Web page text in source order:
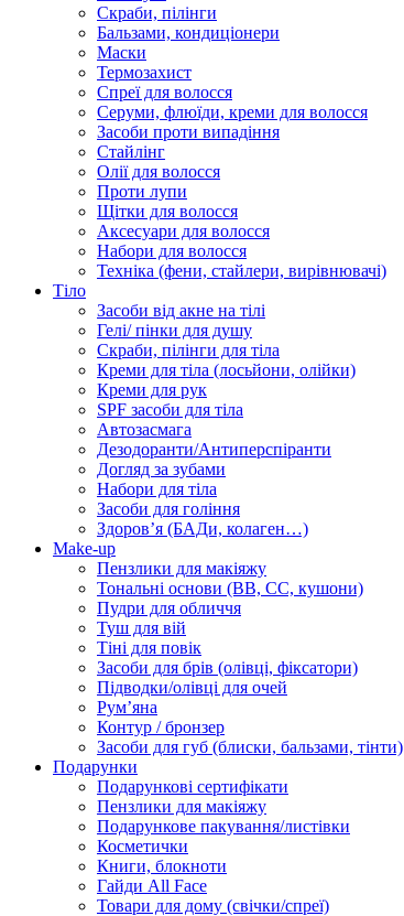
Скраби, пілінги
Бальзами, кондиціонери
Маски
Термозахист
Спреї для волосся
Серуми, флюїди, креми для волосся
Засоби проти випадіння
Стайлінг
Олії для волосся
Проти лупи
Щітки для волосся
Аксесуари для волосся
Набори для волосся
Техніка (фени, стайлери, вирівнювачі)
Тіло
Засоби від акне на тілі
Гелі/ пінки для душу
Скраби, пілінги для тіла
Креми для тіла (лосьйони, олійки)
Креми для рук
SPF засоби для тіла
Автозасмага
Дезодоранти/Антиперспіранти
Догляд за зубами
Набори для тіла
Засоби для гоління
Здоровʼя (БАДи, колаген…)
Make-up
Пензлики для макіяжу
Тональні основи (BB, CC, кушони)
Пудри для обличчя
Туш для вій
Тіні для повік
Засоби для брів (олівці, фіксатори)
Підводки/олівці для очей
Румʼяна
Контур / бронзер
Засоби для губ (блиски, бальзами, тінти)
Подарунки
Подарункові сертифікати
Пензлики для макіяжу
Подарункове пакування/листівки
Косметички
Книги, блокноти
Гайди All Face
Товари для дому (свічки/спреї)